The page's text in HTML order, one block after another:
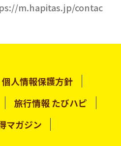
m.hapitas.jp/contac
個人情報保護方針
旅行情報 たびハピ
マガジン